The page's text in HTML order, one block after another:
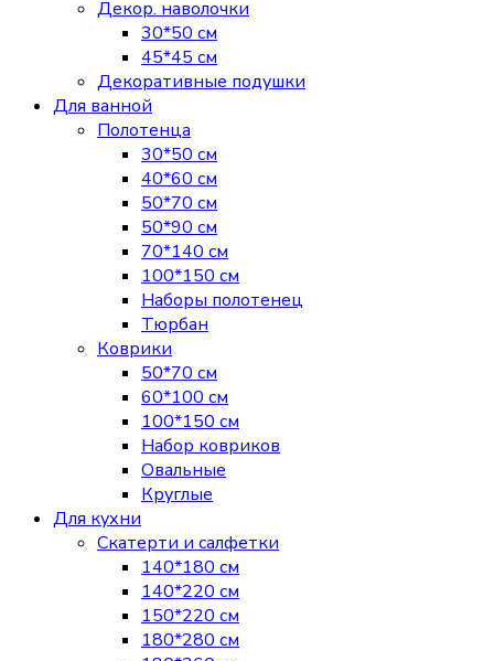
Декор. наволочки
30*50 см
45*45 см
Декоративные подушки
Для ванной
Полотенца
30*50 см
40*60 см
50*70 см
50*90 см
70*140 см
100*150 см
Наборы полотенец
Тюрбан
Коврики
50*70 см
60*100 см
100*150 см
Набор ковриков
Овальные
Круглые
Для кухни
Скатерти и салфетки
140*180 см
140*220 см
150*220 см
180*280 см